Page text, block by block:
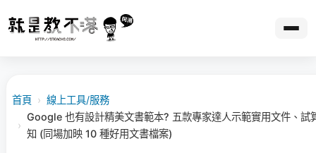
首頁 › 線上工具/服務
›
Google 也有設計精美文書範本? 五款專家達人示範實用文件、試
知 (同場加映 10 種好用文書檔案)